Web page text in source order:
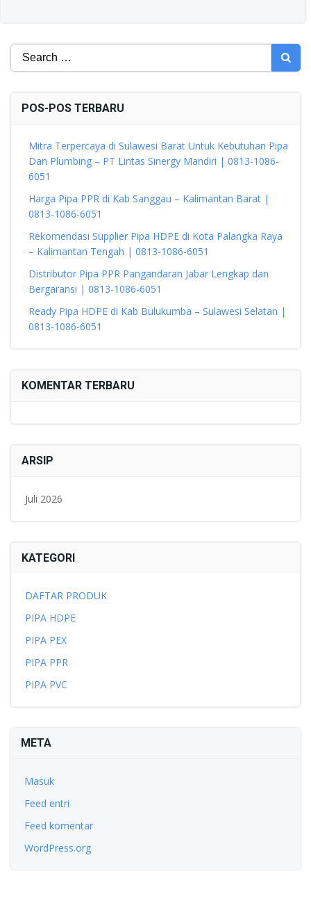
Search
POS-POS TERBARU
Mitra Terpercaya di Sulawesi Barat Untuk Kebutuhan Pipa
Dan Plumbing – PT Lintas Sinergy Mandiri | 0813-1086-
6051
Harga Pipa PPR di Kab Sanggau – Kalimantan Barat |
0813-1086-6051
Rekomendasi Supplier Pipa HDPE di Kota Palangka Raya
– Kalimantan Tengah | 0813-1086-6051
Distributor Pipa PPR Pangandaran Jabar Lengkap dan
Bergaransi | 0813-1086-6051
Ready Pipa HDPE di Kab Bulukumba – Sulawesi Selatan |
0813-1086-6051
KOMENTAR TERBARU
ARSIP
Juli 2026
KATEGORI
DAFTAR PRODUK
PIPA HDPE
PIPA PEX
PIPA PPR
PIPA PVC
META
Masuk
Feed entri
Feed komentar
WordPress.org